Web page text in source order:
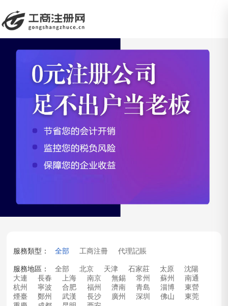
服務類型： 全部 工商注冊 代理記賬
服務地區： 全部 北京 天津 石家莊 太原
沈陽
大連
長春 上海 南京 無錫 常州 蘇州
南通
杭州
寧波 合肥 福州 濟南 青島 淄博
東營
煙臺
鄭州 武漢 長沙 廣州 深圳 佛山
東莞